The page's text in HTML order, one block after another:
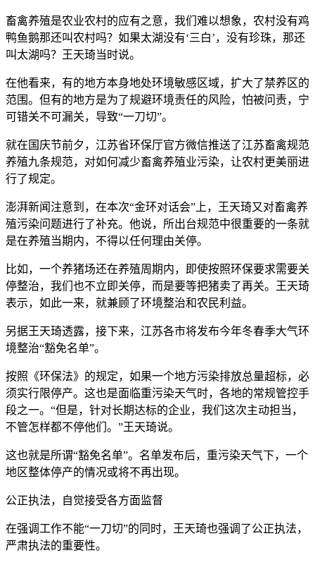
畜禽养殖是农业农村的应有之意，我们难以想象，农村没有鸡
鸭鱼鹅那还叫农村吗？如果太湖没有‘三白’，没有珍珠，那还
叫太湖吗？王天琦当时说。
在他看来，有的地方本身地处环境敏感区域，扩大了禁养区的
范围。但有的地方是为了规避环境责任的风险，怕被问责，宁
可错关不可漏关，导致“一刀切”。
就在国庆节前夕，江苏省环保厅官方微信推送了江苏畜禽规范
养殖九条规范，对如何减少畜禽养殖业污染，让农村更美丽进
行了规定。
澎湃新闻注意到，在本次“金环对话会”上，王天琦又对畜禽养
殖污染问题进行了补充。他说，所出台规范中很重要的一条就
是在养殖当期内，不得以任何理由关停。
比如，一个养猪场还在养殖周期内，即使按照环保要求需要关
停整治，我们也不立即关停，而是要等把猪卖了再关。王天琦
表示，如此一来，就兼顾了环境整治和农民利益。
另据王天琦透露，接下来，江苏各市将发布今年冬春季大气环
境整治“豁免名单”。
按照《环保法》的规定，如果一个地方污染排放总量超标，必
须实行限停产。这也是面临重污染天气时，各地的常规管控手
段之一。“但是，针对长期达标的企业，我们这次主动担当，
不管怎样都不停他们。”王天琦说。
这也就是所谓“豁免名单”。名单发布后，重污染天气下，一个
地区整体停产的情况或将不再出现。
公正执法，自觉接受各方面监督
在强调工作不能“一刀切”的同时，王天琦也强调了公正执法，
严肃执法的重要性。